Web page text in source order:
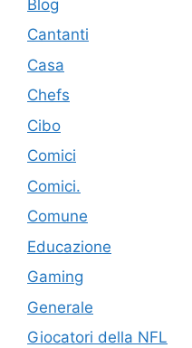
Blog
Cantanti
Casa
Chefs
Cibo
Comici
Comici.
Comune
Educazione
Gaming
Generale
Giocatori della NFL